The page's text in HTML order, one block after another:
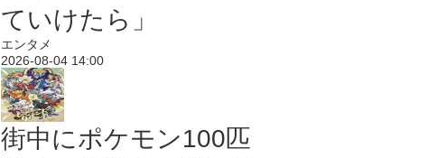
ていけたら」
エンタメ
2026-08-04 14:00
街中にポケモン100匹